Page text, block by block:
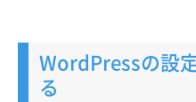
WordPressの設
る